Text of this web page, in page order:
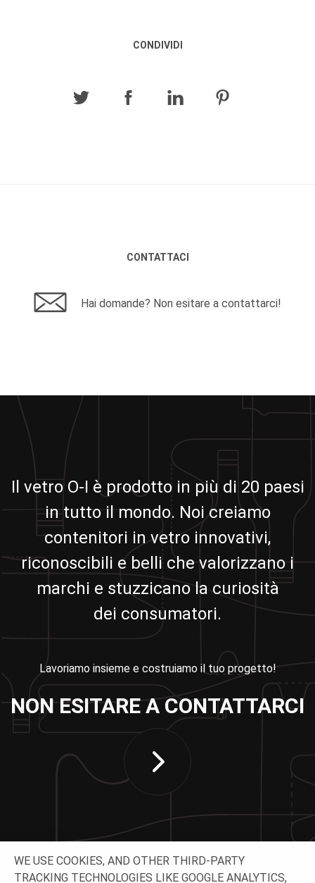
CONDIVIDI
CONTATTACI
Hai domande? Non esitare a contattarci!
Il vetro O-I è prodotto in più di 20 paesi
in tutto il mondo. Noi creiamo
contenitori in vetro innovativi,
riconoscibili e belli che valorizzano i
marchi e stuzzicano la curiosità
dei consumatori.
Lavoriamo insieme e costruiamo il tuo progetto!
NON ESITARE A CONTATTARCI
WE USE COOKIES, AND OTHER THIRD-PARTY
TRACKING TECHNOLOGIES LIKE GOOGLE ANALYTICS,